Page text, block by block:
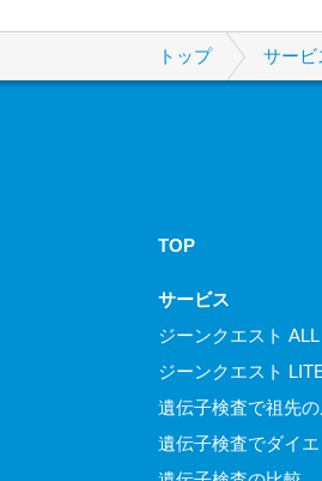
トップ サービ
TOP
サービス
ジーンクエスト ALL
ジーンクエスト
遺伝子検査で祖先
遺伝子検査でダイ